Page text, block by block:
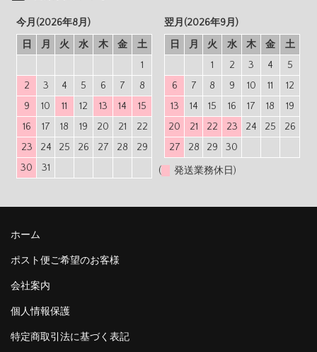
今月(2026年8月)
日
月 火 水 木 金
土
1
2
3 4 5 6 7
8
9
10 11 12 13 14
15
16
17 18 19 20 21
22
23
24 25 26 27 28
29
30
31
翌月(2026年9月)
日
月 火 水 木 金
土
1
2 3 4
5
6
7 8 9 10 11
12
13
14 15 16 17 18
19
20
21 22 23 24 25
26
27
28 29 30
( 発送業務休日)
ホーム
ポスト便ご希望のお客様
会社案内
個人情報保護
特定商取引法に基づく表記